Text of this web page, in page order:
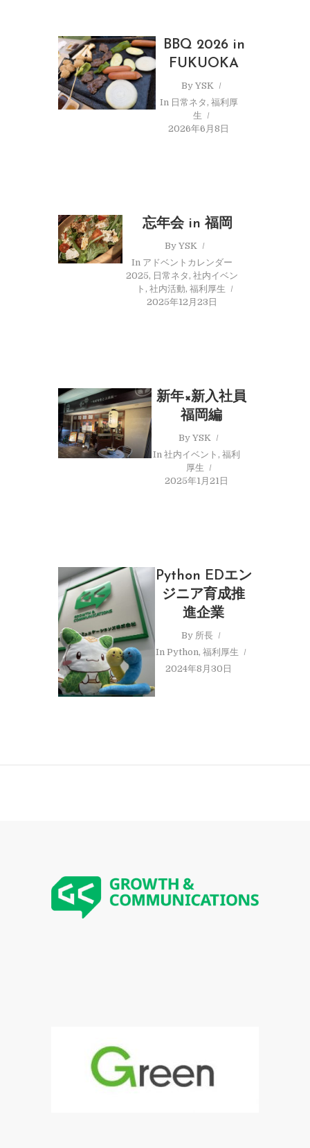
BBQ 2026 in
FUKUOKA
By YSK
In 日常ネタ , 福利厚
生
2026年6月8日
忘年会 in 福岡
By YSK
In アドベントカレンダー
2025, 日常ネタ ,社内イベン
ト , 社内活動, 福利厚生
2025年12月23日
新年×新入社員
福岡編
ByYSK
In 社内イベント , 福利
厚生
2025年1月21日
Python EDエン
ジニア育成推
進企業
By 所長
In Python, 福利厚生
2024年8月30日